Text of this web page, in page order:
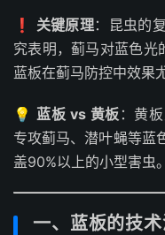
❗ 关键原理：昆虫的
究表明，蓟马对蓝色
蓝板在蓟马防控中效果
💡蓝板 vs 黄板 ：黄
专攻蓟马、潜叶蝇等蓝
盖90%以上的小型害虫。
一、蓝板的技